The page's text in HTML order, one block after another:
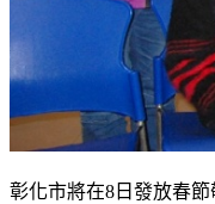
70歲的長者，每人可領